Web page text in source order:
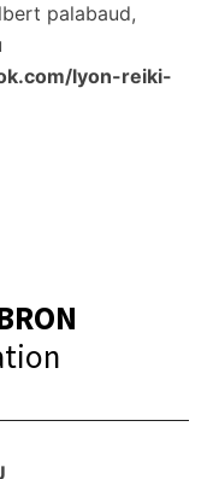
palabaud,
lyon-reiki-